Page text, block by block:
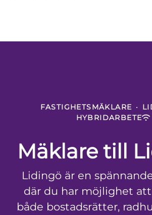
FASTIGHETSMÄKLARE ·
HYBRIDARBETE
Mäklare till
Lidingö är en
där du har möjlighet
både bostadsrätter,